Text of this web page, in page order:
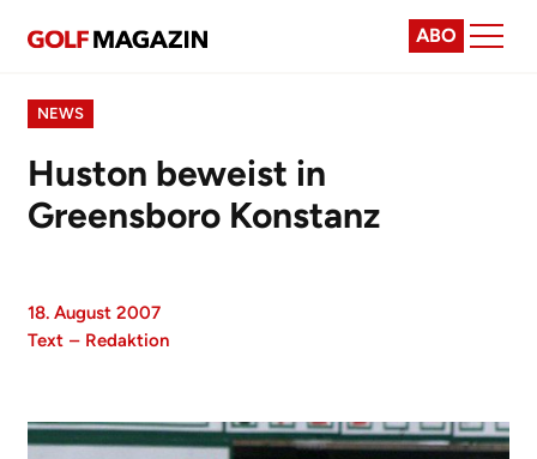
ABO
NEWS
Huston beweist in
Greensboro Konstanz
18. August 2007
Text – Redaktion